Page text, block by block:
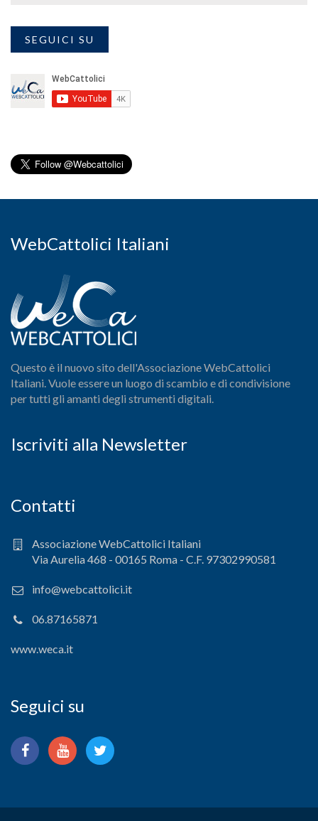
SEGUICI SU
WebCattolici Italiani
Questo è il nuovo sito dell'Associazione WebCattolici
Italiani. Vuole essere un luogo di scambio e di condivisione
per tutti gli amanti degli strumenti digitali.
Iscriviti alla Newsletter
Contatti
Associazione WebCattolici Italiani
Via Aurelia 468 - 00165 Roma - C.F. 97302990581
info@webcattolici.it
06.87165871
www.weca.it
Seguici su